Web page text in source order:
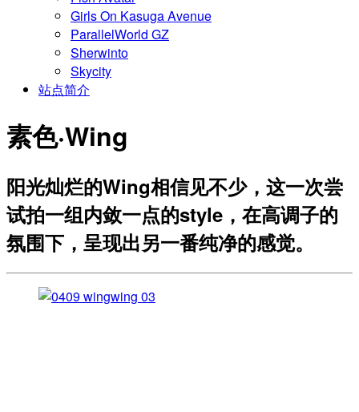
Girls On Kasuga Avenue
ParallelWorld GZ
Sherwinto
Skycity
站点简介
素色·Wing
阳光灿烂的Wing相信见不少，这一次尝
试拍一组内敛一点的style，在高调子的
氛围下，呈现出另一番纯净的感觉。